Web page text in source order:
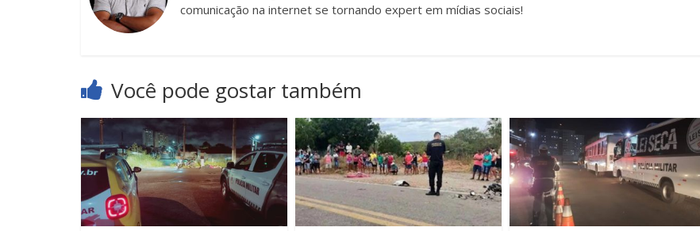
comunicação na internet se tornando expert em mídias sociais!
Você pode gostar também